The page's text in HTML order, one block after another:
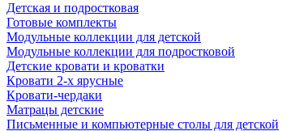
Детская и подростковая
Готовые комплекты
Модульные коллекции для детской
Модульные коллекции для подростковой
Детские кровати и кроватки
Кровати 2-х ярусные
Кровати-чердаки
Матрацы детские
Письменные и компьютерные столы для детской